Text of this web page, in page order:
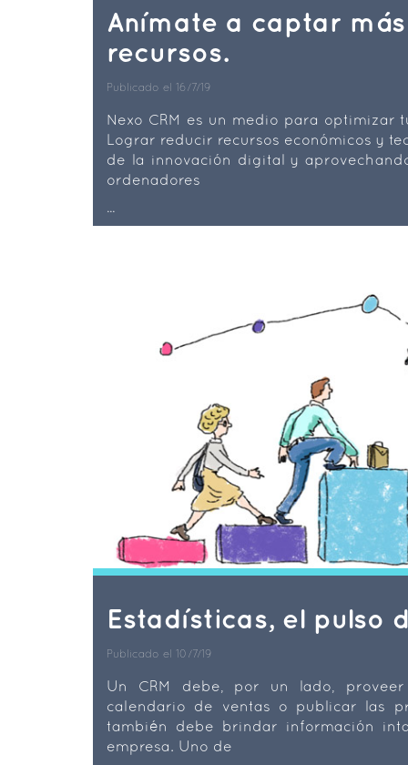
Anímate a captar
recursos.
Publicado el 16/7/19
Nexo CRM es un medio para optimizar
Lograr reducir recursos económicos y
de la innovación digital y
ordenadores
...
Estadísticas, el pulso
Publicado el 10/7/19
Un CRM debe, por un lado,
calendario de ventas o publicar las
también debe brindar información
empresa. Uno de